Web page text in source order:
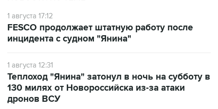
1 августа 17:12
FESCO продолжает штатную работу после
инцидента с судном "Янина"
1 августа 12:31
Теплоход "Янина" затонул в ночь на субботу в
130 милях от Новороссийска из-за атаки
дронов ВСУ